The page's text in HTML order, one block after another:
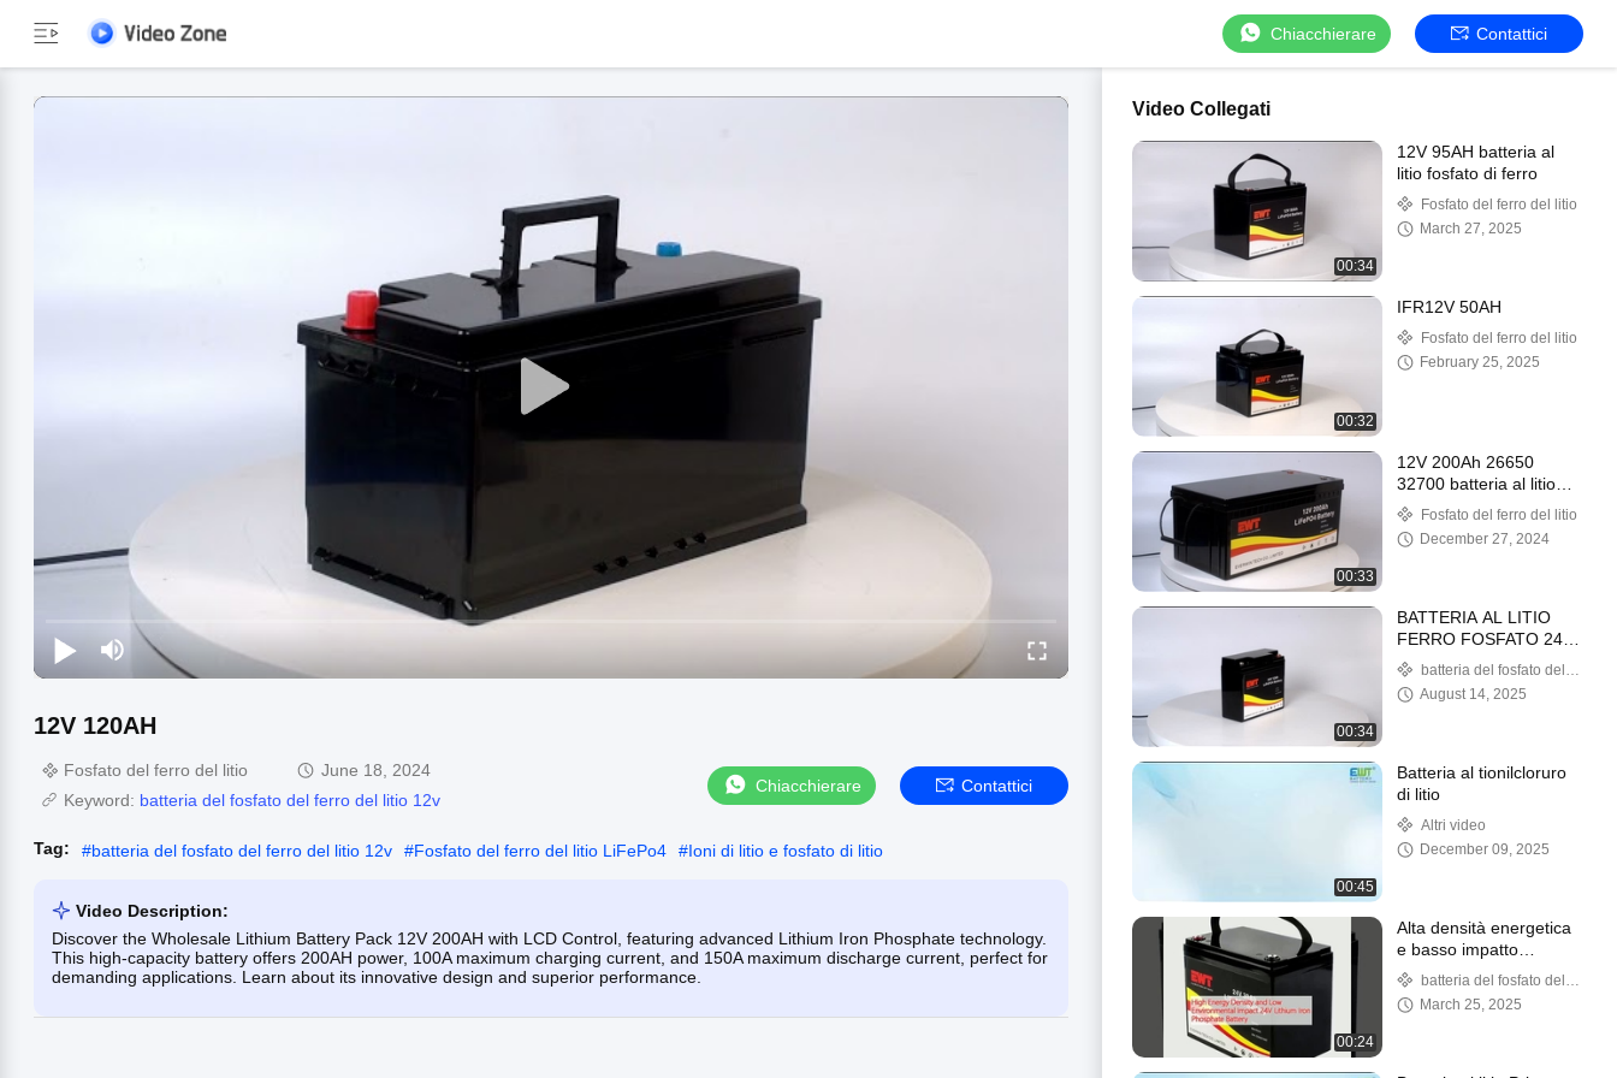
Chiacchierare Contattici
12V 120AH
Fosfato del ferro del litio
June 18, 2024
Keyword: batteria del fosfato del ferro del litio 12v
Chiacchierare Contattici
Tag: #batteria del fosfato del ferro del litio 12v #Fosfato del ferro del litio LiFePo4 #Ioni di litio e fosfato di litio
Video Description:
Discover the Wholesale Lithium Battery Pack 12V 200AH with LCD Control, featuring advanced Lithium Iron Phosphate technology.
This high-capacity battery offers 200AH power, 100A maximum charging current, and 150A maximum discharge current, perfect for
demanding applications. Learn about its innovative design and superior performance.
Video Collegati
00:34
12V 95AH batteria al
litio fosfato di ferro
Fosfato del ferro del litio
March 27, 2025
00:32
IFR12V 50AH
Fosfato del ferro del litio
February 25, 2025
00:33
12V 200Ah 26650
32700 batteria al litio
ferro fosfato batterie di
stoccaggio dell'energia
Fosfato del ferro del litio
December 27, 2024
00:34
BATTERIA AL LITIO
FERRO FOSFATO 24V
12AHbatteria del fosfato del
ferro del litio 24v
August 14, 2025
00:45
Batteria al tionilcloruro
di litio
Altri video
December 09, 2025
00:24
Alta densità energetica
e basso impatto
ambientale 24V batteria
al litio ferro fosfato
batteria del fosfato del
ferro del litio 24v
March 25, 2025